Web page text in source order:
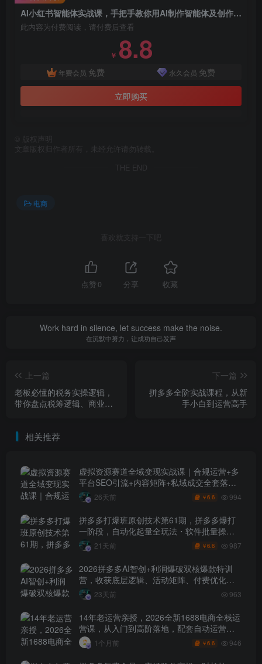
AI小红书智能体实战课，手把手教你用AI制作智能体及创作小红书虚拟产品，提效+内容商业
此内容为付费阅读，请付费后查看
￥ 8.8
年费会员 免费 永久会员 免费
立即购买
版权声明
文章版权归作者所有，未经允许请勿转载。
THE END
电商
喜欢就支持一下吧
点赞 0 分享 收藏
Work hard in silence, let success make the noise.
在沉默中努力，让成功自己发声
上一篇
老板必懂的税务实操逻辑，
带你盘点税筹逻辑、商业模
下一篇
拼多多全阶实战课程，从新
手小白到运营高手
相关推荐
虚拟资源赛道全域变现实战课｜合规运营+多
平台SEO引流+内容矩阵+私域成交全套落地
玩法26天前 ￥6.6 994
拼多多打爆班原创技术第61期，拼多多爆打
一阶段，自动化起量全玩法・软件批量操
作・投产优化・大促矩阵实战课
21天前 ￥6.6 987
2026拼多多AI智创+利润爆破双核爆款特训
营，收获底层逻辑、活动矩阵、付费优化、
0-1打爆SOP
23天前 963
14年老运营亲授，2026全新1688电商全栈运
营课，从入门到高阶落地，配套自动运营表
+工具包+直播诊断等
1个月前 ￥6.6 946